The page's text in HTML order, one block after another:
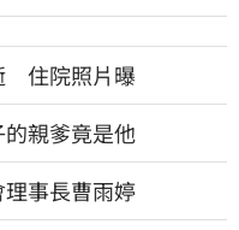
住院照片曝
親爹竟是他
事長曹雨婷